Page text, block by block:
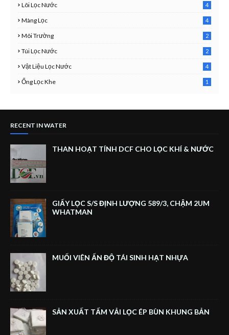
Lõi Lọc Nước
4
Màng Lọc
4
Môi Trường
2
Túi Lọc Nước
2
Vật Liệu Lọc Nước
4
Ống Lọc Khe
1
RECENT IN WATER
THAN HOẠT TÍNH DCF CHO LỌC KHÍ & NƯỚC
GIẤY LỌC S/S ĐỊNH LƯỢNG 589/3, CHẬM 2UM
WHATMAN
MUỐI VIÊN ẤN ĐỘ TÁI SINH HẠT NHỰA
SẢN XUẤT TẤM VẢI LỌC ÉP BÙN KHUNG BẢN